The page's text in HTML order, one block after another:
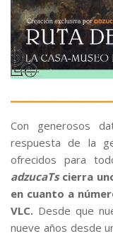
Con generosos
respuesta de la
ofrecidos para
adzucaTscierra
en cuanto a
VLC. Desde que
nueve años desde